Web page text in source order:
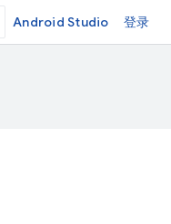
Android Studio 登录